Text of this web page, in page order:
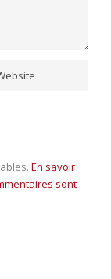
En savoir
sont